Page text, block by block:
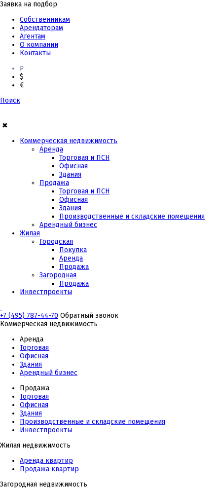
Заявка на подбор
Собственникам
Арендаторам
Агентам
О компании
Контакты
₽
$
€
Поиск
✖
Коммерческая недвижимость
Аренда
Торговая и ПСН
Офисная
Здания
Продажа
Торговая и ПСН
Офисная
Здания
Производственные и складские помещения
Арендный бизнес
Жилая
Городская
Покупка
Аренда
Продажа
Загородная
Продажа
Инвестпроекты
+7 (495) 787-44-70 Обратный звонок
Коммерческая недвижимость
Аренда
Торговая
Офисная
Здания
Арендный бизнес
Продажа
Торговая
Офисная
Здания
Производственные и складские помещения
Инвестпроекты
Жилая недвижимость
Аренда квартир
Продажа квартир
Загородная недвижимость